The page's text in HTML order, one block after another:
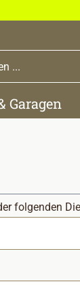
Garagen
folgenden